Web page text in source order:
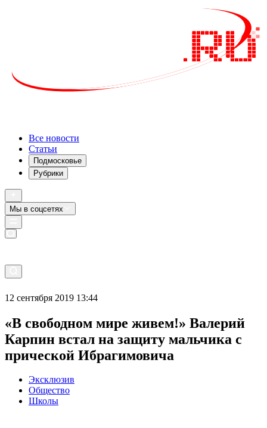
Все новости
Статьи
Подмосковье
Рубрики
Мы в соцсетях
12 сентября 2019 13:44
«В свободном мире живем!» Валерий
Карпин встал на защиту мальчика с
прической Ибрагимовича
Эксклюзив
Общество
Школы